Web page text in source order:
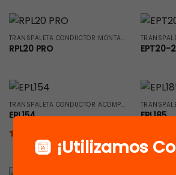
TRANSPALETA CONDUCTOR MONTADO
RPL20 PRO EPT20-
TRANSPALETA CONDUCTOR ACOMPAÑADO
EPL154
Valorado
de 5
EPL185
¡Utilizamos